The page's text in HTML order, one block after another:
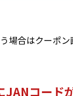
場合はクーポン
JANコード